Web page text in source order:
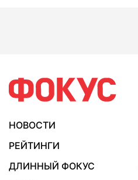
НОВОСТИ
РЕЙТИНГИ
ДЛИННЫЙ ФОКУС